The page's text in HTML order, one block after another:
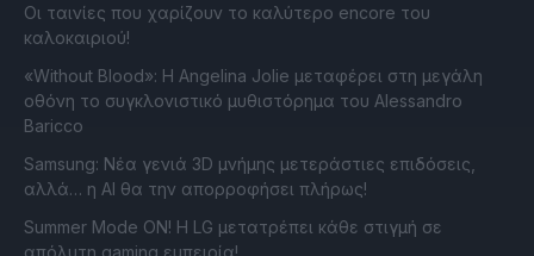
Οι ταινίες που χαρίζουν το καλύτερο encore του
καλοκαιριού!
«Without Blood»: Η Angelina Jolie μεταφέρει στη μεγάλη
οθόνη το συγκλονιστικό μυθιστόρημα του Alessandro
Baricco
Samsung: Νέα γενιά 3D μνήμης μετεράστιες επιδόσεις,
αλλά… η AI θα την απορροφήσει πλήρως!
Summer Mode ON! Η LG μετατρέπει κάθε στιγμή σε
απόλυτη gaming εμπειρία!